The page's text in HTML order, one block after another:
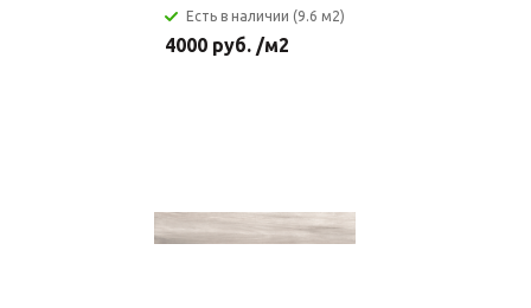
Есть в наличии (9.6 м2)
4000 руб. /м2